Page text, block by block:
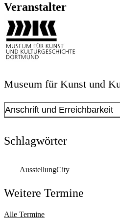
Veranstalter
Museum für Kunst und
Anschrift und Erreichbarkeit
Schlagwörter
AusstellungCity
Weitere Termine
Alle Termine